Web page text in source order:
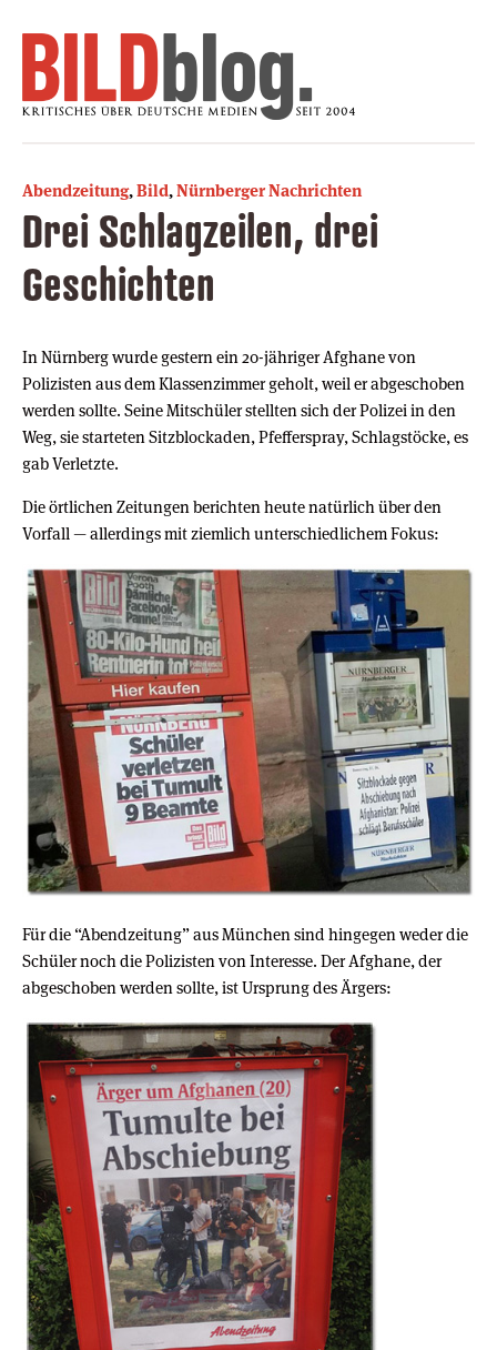
Abendzeitung,Bild,Nürnberger Nachrichten
Drei Schlagzeilen, drei
Geschichten
In Nürnberg wurde gestern ein 20-jähriger Afghane von
Polizisten aus dem Klassenzimmer geholt, weil er abgeschoben
werden sollte. Seine Mitschüler stellten sich der Polizei in den
Weg, sie starteten Sitzblockaden, Pfefferspray, Schlagstöcke, es
gab Verletzte.
Die örtlichen Zeitungen berichten heute natürlich über den
Vorfall — allerdings mit ziemlich unterschiedlichem Fokus:
Für die “Abendzeitung” aus München sind hingegen weder die
Schüler noch die Polizisten von Interesse. Der Afghane, der
abgeschoben werden sollte, ist Ursprung des Ärgers: